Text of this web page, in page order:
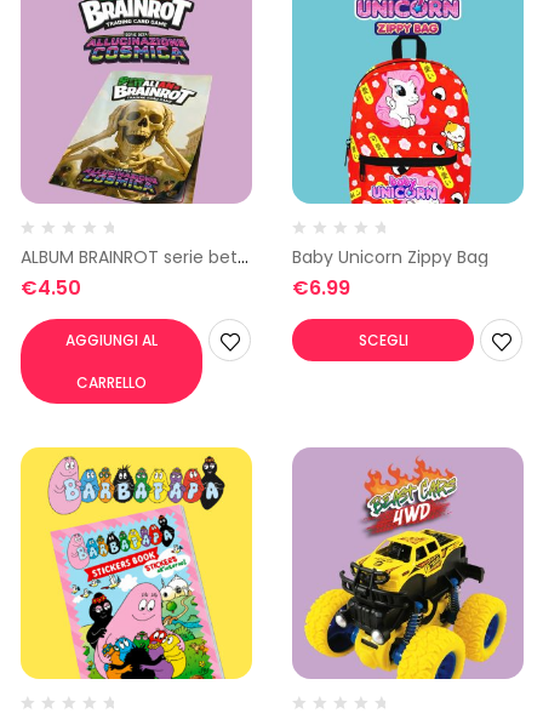
ALBUM BRAINROT serie beta
– Allucinazione cosmica
€4.50
AGGIUNGI AL
CARRELLO
Baby Unicorn Zippy Bag
€6.99
SCEGLI